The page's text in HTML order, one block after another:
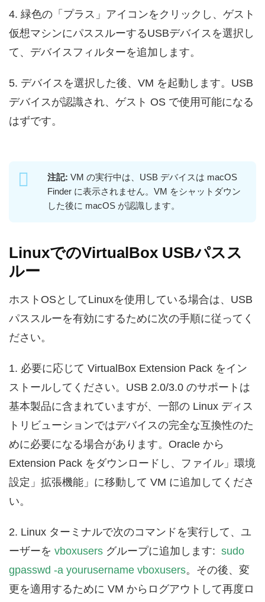
4. 緑色の「プラス」アイコンをクリックし、ゲスト
仮想マシンにパススルーするUSBデバイスを選択し
て、デバイスフィルターを追加します。
5. デバイスを選択した後、VM を起動します。USB
デバイスが認識され、ゲスト OS で使用可能になる
はずです。
注記: VM の実行中は、USB デバイスは macOS
Finder に表示されません。VM をシャットダウン
した後に macOS が認識します。
LinuxでのVirtualBox USBパスス
ルー
ホストOSとしてLinuxを使用している場合は、USB
パススルーを有効にするために次の手順に従ってく
ださい。
1. 必要に応じて VirtualBox Extension Pack をイン
ストールしてください。USB 2.0/3.0 のサポートは
基本製品に含まれていますが、一部の Linux ディス
トリビューションではデバイスの完全な互換性のた
めに必要になる場合があります。Oracle から
Extension Pack をダウンロードし、ファイル」環境
設定」拡張機能」に移動して VM に追加してくださ
い。
2. Linux ターミナルで次のコマンドを実行して、ユ
ーザーを vboxusers グループに追加します: sudo
gpasswd -a yourusername vboxusers。その後、変
更を適用するために VM からログアウトして再度ロ